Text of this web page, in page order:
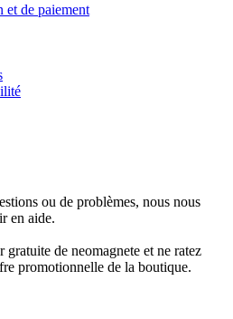
et de paiement
ou de problèmes, nous nous
en aide.
de neomagnete et ne ratez
promotionnelle de la boutique.